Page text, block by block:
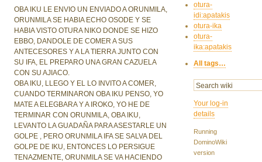
OBA IKU LE ENVIO UN ENVIADO A ORUNMILA,
ORUNMILA SE HABIA ECHO OSODE Y SE
HABIA VISTO OTURA NIKO DONDE SE HIZO
EBBO, DANDOLE DE COMER A SUS
ANTECESORES Y A LA TIERRA JUNTO CON
SU IFA, EL PREPARO UNA GRAN CAZUELA
CON SU AJIACO.
OBA IKU, LLEGO Y EL LO INVITO A COMER,
CUANDO TERMINARON OBA IKU PENSO, YO
MATE A ELEGBARA Y A IROKO, YO HE DE
TERMINAR CON ORUNMILA, OBA IKU,
LEVANTO LA GUADAÑA PARA ASESTARLE UN
GOLPE , PERO ORUNMILA IFA SE SALVA DEL
GOLPE DE IKU, ENTONCES LO PERSIGUE
TENAZMENTE, ORUNMILA SE VA HACIENDO
otura-
idi:apatakis
otura-ika
otura-
ika:apatakis
All tags…
Your log-in
details
Running
DominoWiki
version